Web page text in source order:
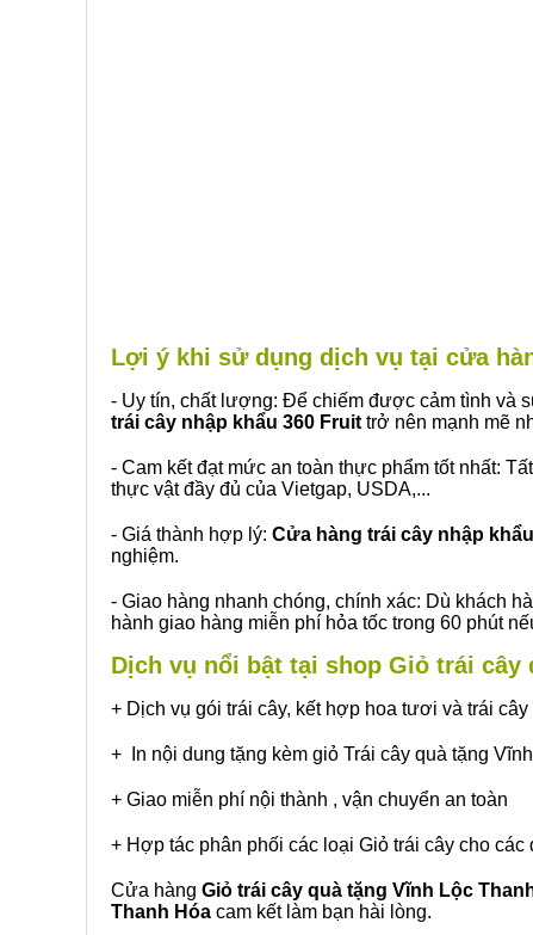
Lợi ý khi sử dụng dịch vụ tại cửa
- Uy tín, chất lượng: Để chiếm được cảm tình và
trái cây nhập khẩu 360 Fruit trở nên mạnh mẽ
- Cam kết đạt mức an toàn thực phẩm tốt nhất:
thực vật đầy đủ của Vietgap, USDA,...
- Giá thành hợp lý: Cửa hàng trái cây nhập
nghiệm.
- Giao hàng nhanh chóng, chính xác: Dù khách
hành giao hàng miễn phí hỏa tốc trong 60 phút
Dịch vụ nổi bật tại shop Giỏ trái cây
+ Dịch vụ gói trái cây, kết hợp hoa tươi và trái
+ In nội dung tặng kèm giỏ Trái cây quà tặng
+ Giao miễn phí nội thành , vận chuyển an toàn
+ Hợp tác phân phối các loại Giỏ trái cây cho các
Cửa hàng Giỏ trái cây quà tặng Vĩnh Lộc
Thanh Hóa cam kết làm bạn hài lòng.